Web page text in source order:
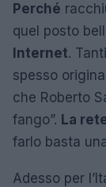
Perché
quel posto
Internet.
spesso
che Roberto
fango”. La
farlo basta
Adesso per